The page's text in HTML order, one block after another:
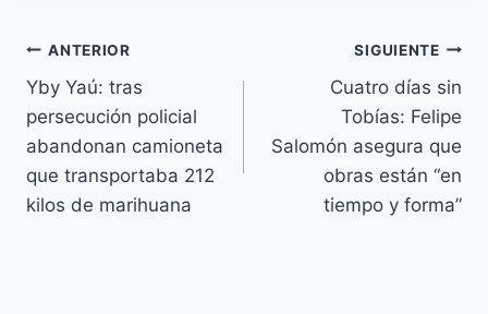
ANTERIOR
Yby Yaú: tras
persecución policial
abandonan camioneta
que transportaba 212
kilos de marihuana
SIGUIENTE
Cuatro días sin
Tobías: Felipe
Salomón asegura que
obras están “en
tiempo y forma”